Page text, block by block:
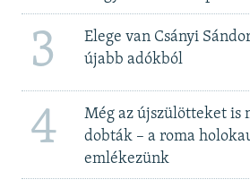
3
Elege van Csányi
újabb adókból
4
Még az újszülötteket is
dobták – a roma
emlékezünk